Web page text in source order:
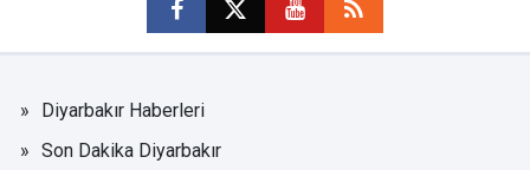
Diyarbakır Haberleri
Son Dakika Diyarbakır